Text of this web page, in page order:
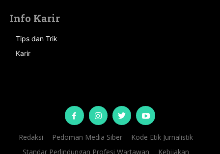
Info Karir
Tips dan Trik
Karir
Redaksi Pedoman Media Siber
Kode Etik Jurnalistik
Standar Perlindungan Profesi Wartawan
Kebijakan